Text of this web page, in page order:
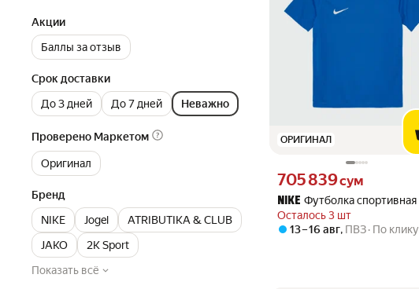
Акции
Баллы за отзыв
Срок доставки
До 3 дней
До 7 дней Неважно
Проверено Маркетом
Оригинал
Бренд
NIKE
Jogel
ATRIBUTIKA & CLUB
JAKO
2K Sport
Показать всё
ОРИГИНАЛ
NIKE Футболка спортивная
Осталось 3 шт
Цена 705839 сум вместо
705 839сум
13 – 16 авг, ПВЗ По клику